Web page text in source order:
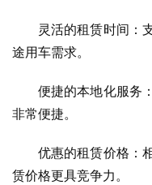
灵活的租赁时间：支
途用车需求。
便捷的本地化服务：
非常便捷。
优惠的租赁价格：相
赁价格更具竞争力。